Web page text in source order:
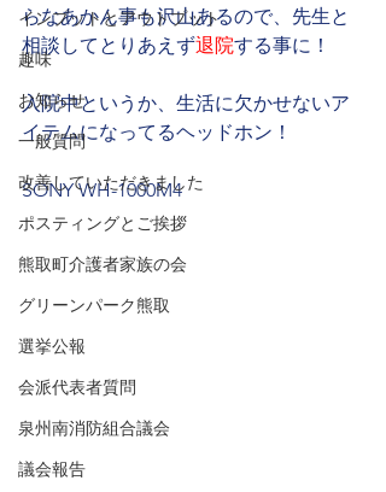
インプットとアウトプット
趣味
お知らせ
一般質問
改善していただきました
ポスティングとご挨拶
熊取町介護者家族の会
グリーンパーク熊取
選挙公報
会派代表者質問
泉州南消防組合議会
議会報告
らなあかん事も沢山あるので、先生と
相談してとりあえず退院する事に！
入院中というか、生活に欠かせないア
イテムになってるヘッドホン！
SONY WH-1000M4